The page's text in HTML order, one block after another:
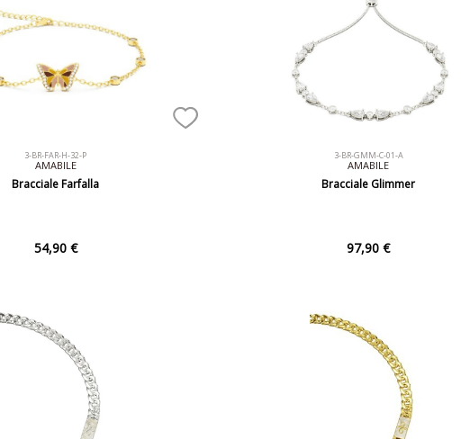
3-BR-FAR-H-32-P
AMABILE
Bracciale Farfalla
54,90 €
3-BR-GMM-C-01-A
AMABILE
Bracciale Glimmer
97,90 €